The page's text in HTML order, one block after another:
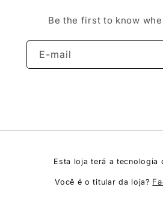
Be the first to know
E-mail
Esta loja terá a tecnologia
Você é o titular da loja?